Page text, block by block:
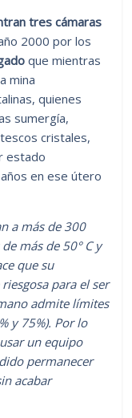
tres cámaras
2000 por los
que mientras
mina
quienes
sumergía,
cristales,
estado
en ese útero
a más de 300
más de 50° C y
que su
para el ser
admite límites
y 75%). Por lo
un equipo
permanecer
acabar